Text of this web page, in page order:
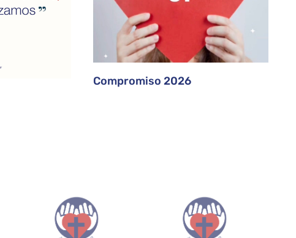
Compromiso 2026